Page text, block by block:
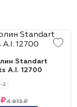
Standart
A.I. 12700
2
4 915 ₽